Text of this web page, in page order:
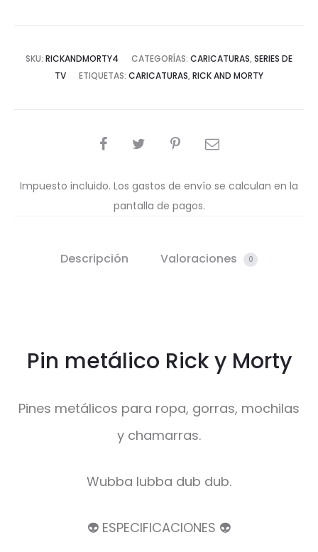
SKU: RICKANDMORTY4 CATEGORÍAS: CARICATURAS, SERIES DE
TV
ETIQUETAS: CARICATURAS, RICK AND MORTY
COMPARTIR
Impuesto incluido. Los gastos de envío se calculan en la
pantalla de pagos.
Descripción Valoraciones 0
Pin metálico Rick y Morty
Pines metálicos para ropa, gorras, mochilas
y chamarras.
Wubba lubba dub dub.
👽 ESPECIFICACIONES 👽